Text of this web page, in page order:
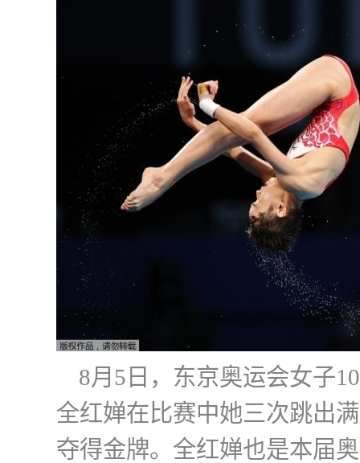
8月5日，东京奥运会女子
全红婵在比赛中她三次跳出
夺得金牌。全红婵也是本届